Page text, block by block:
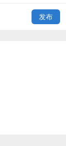
发布